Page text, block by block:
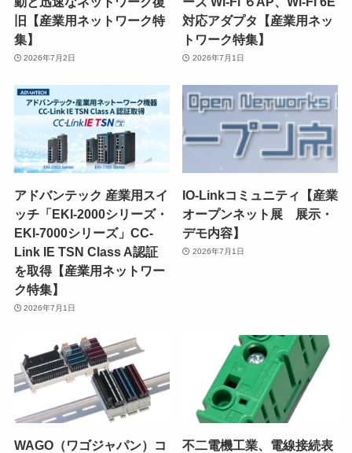
旧【産業用ネットワーク特
集】
2026年7月2日
対応アダプタ【産業用ネッ
トワーク特集】
2026年7月1日
アドバンテック 産業用スイ
ッチ「EKI-2000シリーズ・
EKI-7000シリーズ」CC-
Link IE TSN Class A認証
を取得【産業用ネットワー
ク特集】
2026年7月1日
IO-Linkコミュニティ【産業
オープンネット展 展示・
デモ内容】
2026年7月1日
WAGO（ワゴジャパン）コ
不二電機工業、電線接続表